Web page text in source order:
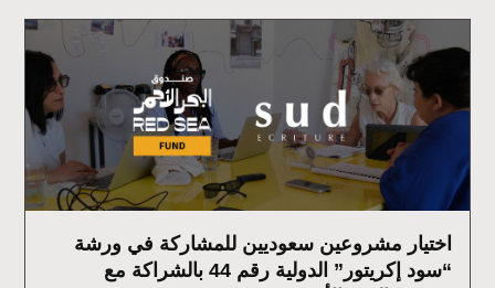
اختيار مشروعين سعوديين للمشاركة في ورشة
“سود إكريتور” الدولية رقم 44 بالشراكة مع